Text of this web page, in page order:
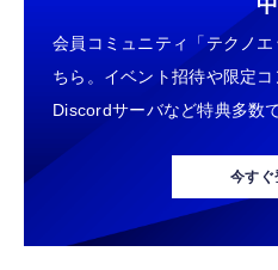
中
会員コミュニティ「テクノ
ちら。イベント招待や限定
Discordサーバなど特典多数
今すぐ